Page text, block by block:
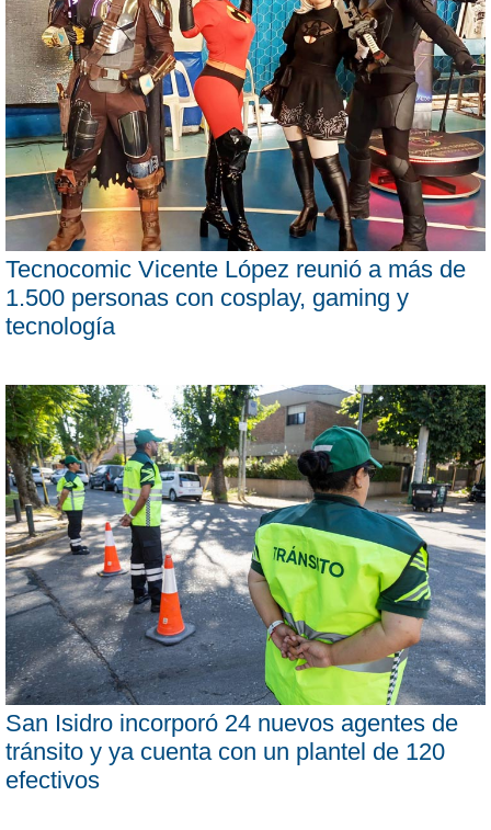
Tecnocomic Vicente López reunió a más de
1.500 personas con cosplay, gaming y
tecnología
San Isidro incorporó 24 nuevos agentes de
tránsito y ya cuenta con un plantel de 120
efectivos